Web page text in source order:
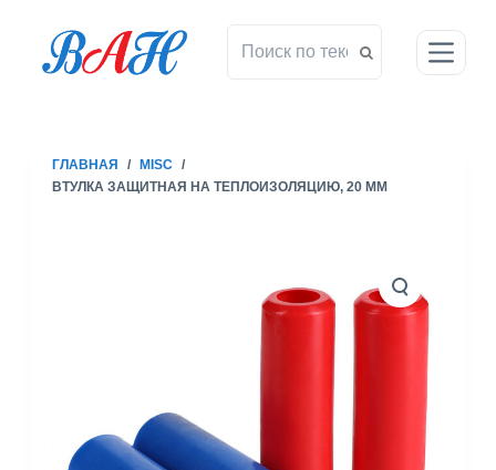
ГЛАВНАЯ / MISC /
ВТУЛКА ЗАЩИТНАЯ НА ТЕПЛОИЗОЛЯЦИЮ, 20 ММ